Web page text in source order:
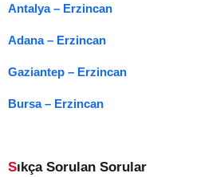
Antalya – Erzincan
Adana – Erzincan
Gaziantep – Erzincan
Bursa – Erzincan
Sıkça Sorulan Sorular